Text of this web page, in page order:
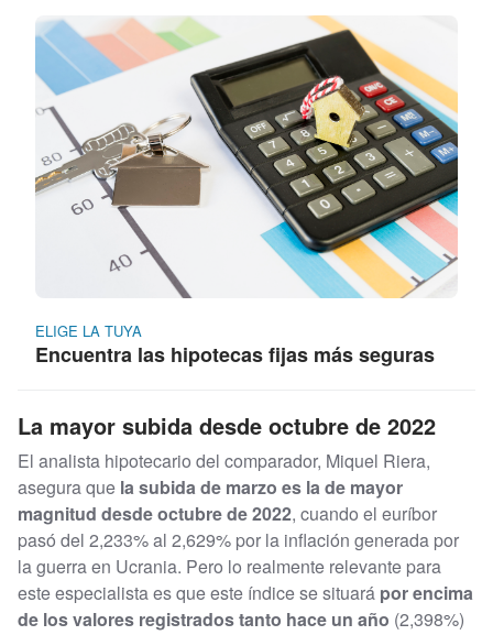
ELIGE LA TUYA
Encuentra las hipotecas fijas más seguras
La mayor subida desde octubre de 2022
El analista hipotecario del comparador, Miquel Riera,
asegura que la subida de marzo es la de mayor
magnitud desde octubre de 2022, cuando el euríbor
pasó del 2,233% al 2,629% por la inflación generada por
la guerra en Ucrania. Pero lo realmente relevante para
este especialista es que este índice se situará por encima
de los valores registrados tanto hace un año (2,398%)